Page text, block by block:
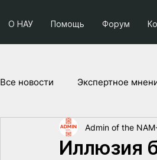
О НАУ Помощь Форум
Все новости Экспертное
Социум и политика
Иллюзия
Admin of the NAM